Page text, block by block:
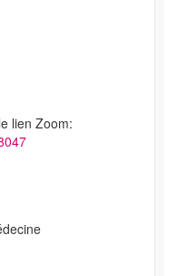
lien Zoom: